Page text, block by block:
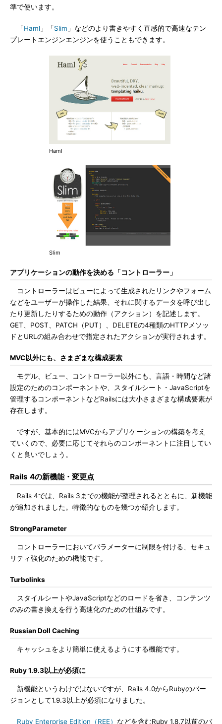
準で使います。
「Haml 」「Slim 」などのより書きやすく直感的で高速なテン
プレートエンジンエンジンを使うこともできます。
Haml
Slim
アプリケーションの動作を決める「コントローラー」
コントローラーはビューによって生成されたリンクやフォーム
などをユーザーが操作した結果、それに関するデータを呼び出し
たり更新したりするための動作（アクション）を記述します。
GET、POST、PATCH（PUT）、DELETEの4種類のHTTPメソッ
ドとURLの組み合わせで指定されたアクションが実行されます。
MVC以外にも、さまざまな構成要素
モデル、ビュー、コントローラー以外にも、言語・時間など諸
設定のためのコンポーネントや、スタイルシート・JavaScriptを
管理するコンポーネントなどRailsには大小さまざまな構成要素が
存在します。
ですが、基本的にはMVCからアプリケーションの構築を考え
ていくので、必要に応じてそれらのコンポーネントに注目してい
くと良いでしょう。
Rails 4の新機能・変更点
Rails 4では、Rails 3までの機能が整理されるとともに、新機能
が追加されました。特徴的なものを幾つか紹介します。
StrongParameter
コントローラーにおいてパラメーターに制限を付ける、セキュ
リティ強化のための機能です。
Turbolinks
スタイルシートやJavaScriptなどのロードを省き、コンテンツ
のみの書き換えを行う高速化のための仕組みです。
Russian Doll Caching
キャッシュをより簡単に使えるようにする機能です。
Ruby 1.9.3以上が必須に
新機能というわけではないですが、Rails 4.0からRubyのバー
ジョンとして1.9.3以上が必須になりました。
Ruby Enterprise Edition（REE） などを含むRuby 1.8.7以前のバ